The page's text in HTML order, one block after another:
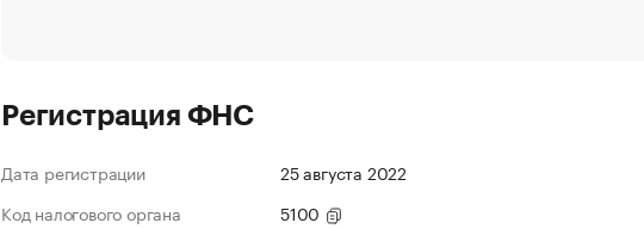
Регистрация ФНС
Дата регистрации
25 августа 2022
Код налогового органа
5100